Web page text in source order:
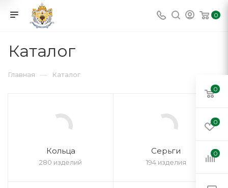
0
Каталог
Главная — Каталог
Кольца
280 изделий
Серьги
194 изделия
0
0
0